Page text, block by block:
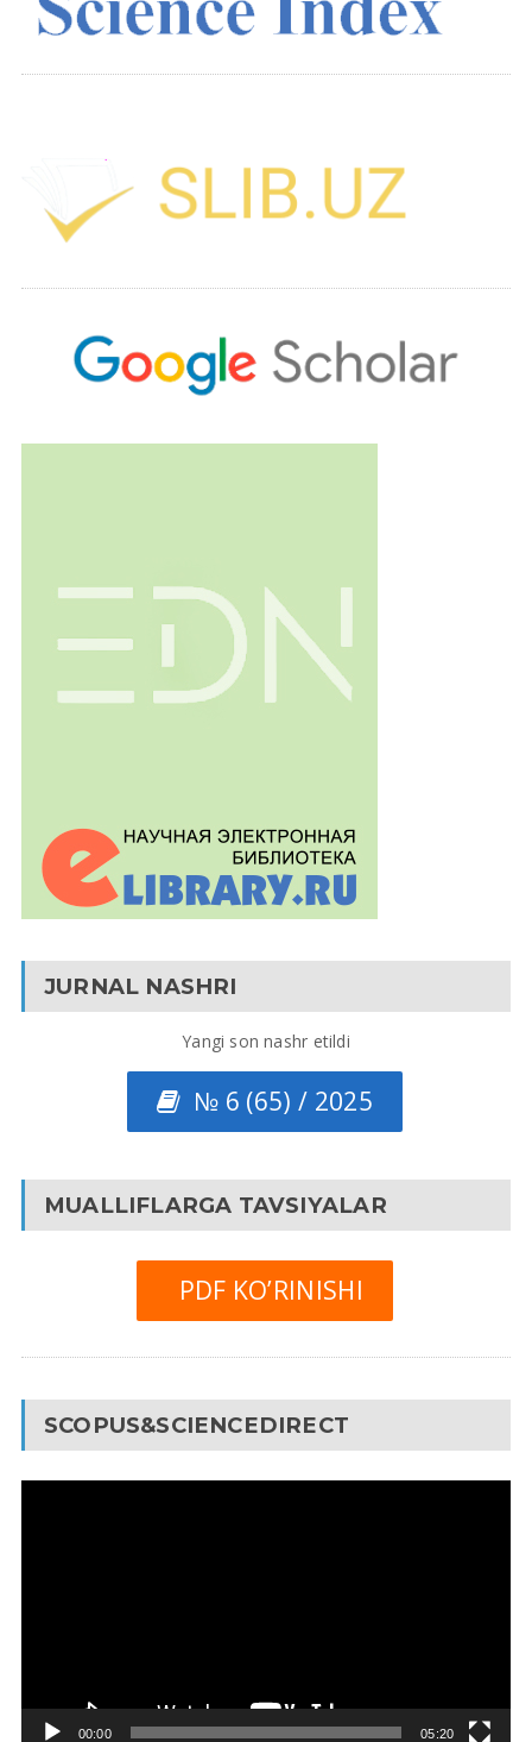
JURNAL NASHRI
Yangi son nashr etildi
№ 6 (65) / 2025
MUALLIFLARGA TAVSIYALAR
PDF KO’RINISHI
SCOPUS&SCIENCEDIRECT
00:00 05:20